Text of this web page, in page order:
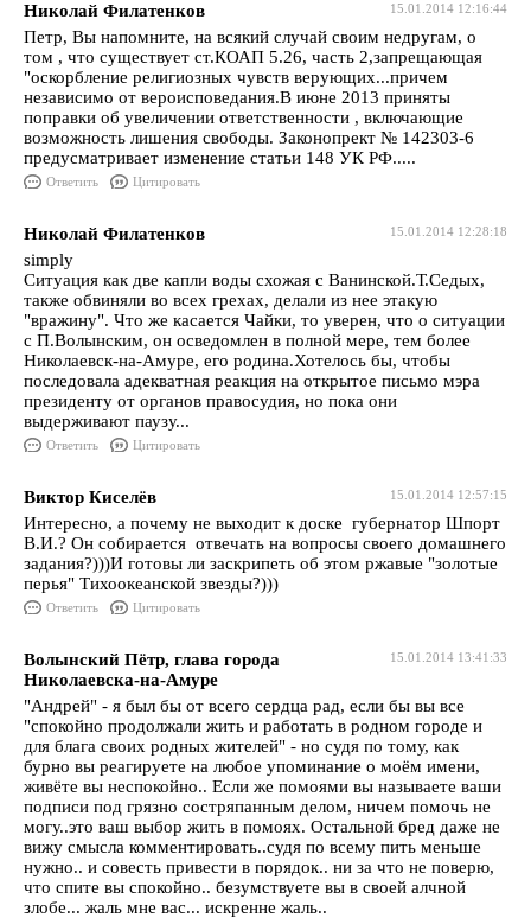
15.01.2014 12:16:44
Николай Филатенков
Петр, Вы напомните, на всякий случай своим недругам, о
том , что существует ст.КОАП 5.26, часть 2,запрещающая
"оскорбление религиозных чувств верующих...причем
независимо от вероисповедания.В июне 2013 приняты
поправки об увеличении ответственности , включающие
возможность лишения свободы. Законопрект № 142303-6
предусматривает изменение статьи 148 УК РФ.....
Ответить Цитировать
15.01.2014 12:28:18
Николай Филатенков
simply
Ситуация как две капли воды схожая с Ванинской.Т.Седых,
также обвиняли во всех грехах, делали из нее этакую
"вражину". Что же касается Чайки, то уверен, что о ситуации
с П.Волынским, он осведомлен в полной мере, тем более
Николаевск-на-Амуре, его родина.Хотелось бы, чтобы
последовала адекватная реакция на открытое письмо мэра
президенту от органов правосудия, но пока они
выдерживают паузу...
Ответить Цитировать
15.01.2014 12:57:15
Виктор Киселёв
Интересно, а почему не выходит к доске губернатор Шпорт
В.И.? Он собирается отвечать на вопросы своего домашнего
задания?)))И готовы ли заскрипеть об этом ржавые "золотые
перья" Тихоокеанской звезды?)))
Ответить Цитировать
15.01.2014 13:41:33
Волынский Пётр, глава города
Николаевска-на-Амуре
"Андрей" - я был бы от всего сердца рад, если бы вы все
"спокойно продолжали жить и работать в родном городе и
для блага своих родных жителей" - но судя по тому, как
бурно вы реагируете на любое упоминание о моём имени,
живёте вы неспокойно.. Если же помоями вы называете ваши
подписи под грязно состряпанным делом, ничем помочь не
могу..это ваш выбор жить в помоях. Остальной бред даже не
вижу смысла комментировать..судя по всему пить меньше
нужно.. и совесть привести в порядок.. ни за что не поверю,
что спите вы спокойно.. безумствуете вы в своей алчной
злобе... жаль мне вас... искренне жаль..